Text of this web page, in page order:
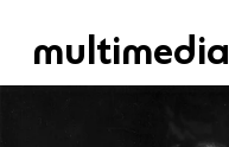
multimedia